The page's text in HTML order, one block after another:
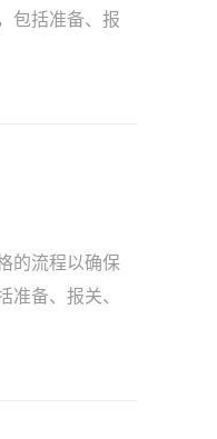
包括准备、报
的流程以确保
准备、报关、